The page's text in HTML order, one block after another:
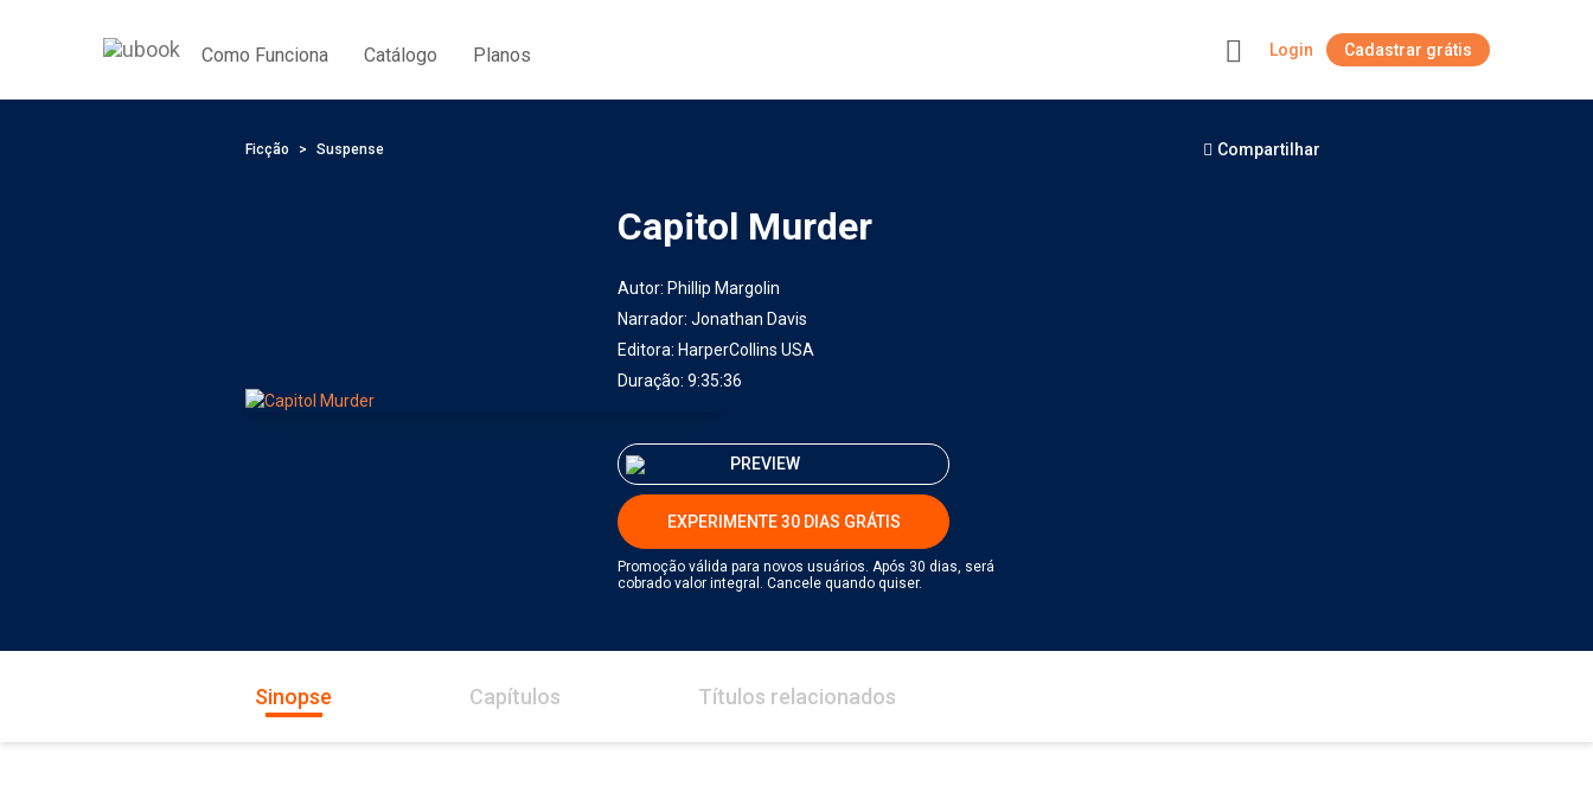
Como Funciona Catálogo Planos Login Cadastrar grátis
Ficção Suspense Compartilhar
Capitol Murder
Autor: Phillip Margolin
Narrador: Jonathan Davis
Editora: HarperCollins USA
Duração: 9:35:36
PREVIEW
EXPERIMENTE 30 DIAS GRÁTIS
Promoção válida para novos usuários. Após 30 dias, será
cobrado valor integral. Cancele quando quiser.
Sinopse Capítulos Títulos relacionados